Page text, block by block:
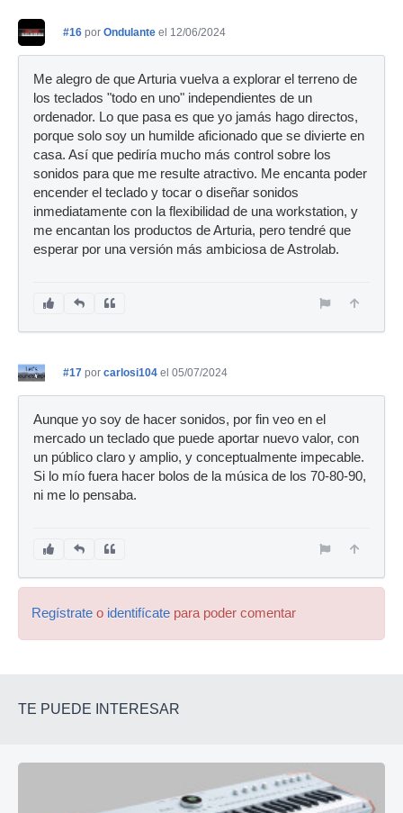
#16 por Ondulante el 12/06/2024
Me alegro de que Arturia vuelva a explorar el terreno de
los teclados "todo en uno" independientes de un
ordenador. Lo que pasa es que yo jamás hago directos,
porque solo soy un humilde aficionado que se divierte en
casa. Así que pediría mucho más control sobre los
sonidos para que me resulte atractivo. Me encanta poder
encender el teclado y tocar o diseñar sonidos
inmediatamente con la flexibilidad de una workstation, y
me encantan los productos de Arturia, pero tendré que
esperar por una versión más ambiciosa de Astrolab.
#17 por carlosi104 el 05/07/2024
Aunque yo soy de hacer sonidos, por fin veo en el
mercado un teclado que puede aportar nuevo valor, con
un público claro y amplio, y conceptualmente impecable.
Si lo mío fuera hacer bolos de la música de los 70-80-90,
ni me lo pensaba.
Regístrate o identifícate para poder comentar
TE PUEDE INTERESAR